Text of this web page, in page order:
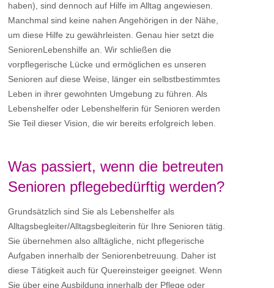
haben), sind dennoch auf Hilfe im Alltag angewiesen.
Manchmal sind keine nahen Angehörigen in der Nähe,
um diese Hilfe zu gewährleisten. Genau hier setzt die
SeniorenLebenshilfe an. Wir schließen die
vorpflegerische Lücke und ermöglichen es unseren
Senioren auf diese Weise, länger ein selbstbestimmtes
Leben in ihrer gewohnten Umgebung zu führen. Als
Lebenshelfer oder Lebenshelferin für Senioren werden
Sie Teil dieser Vision, die wir bereits erfolgreich leben.
Was passiert, wenn die betreuten
Senioren pflegebedürftig werden?
Grundsätzlich sind Sie als Lebenshelfer als
Alltagsbegleiter/Alltagsbegleiterin für Ihre Senioren tätig.
Sie übernehmen also alltägliche, nicht pflegerische
Aufgaben innerhalb der Seniorenbetreuung. Daher ist
diese Tätigkeit auch für Quereinsteiger geeignet. Wenn
Sie über eine Ausbildung innerhalb der Pflege oder